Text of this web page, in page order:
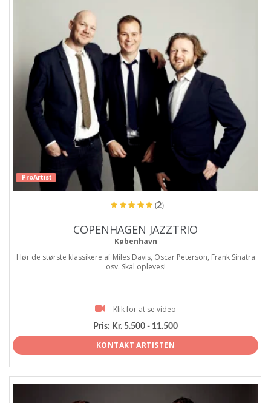
ProArtist
(2)
COPENHAGEN JAZZTRIO
København
Hør de største klassikere af Miles Davis, Oscar Peterson, Frank Sinatra
osv. Skal opleves!
Klik for at se video
Pris: Kr. 5.500 - 11.500
KONTAKT ARTISTEN